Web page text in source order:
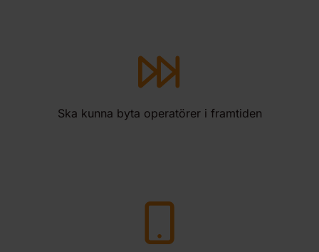
Ska kunna byta operatörer i framtiden